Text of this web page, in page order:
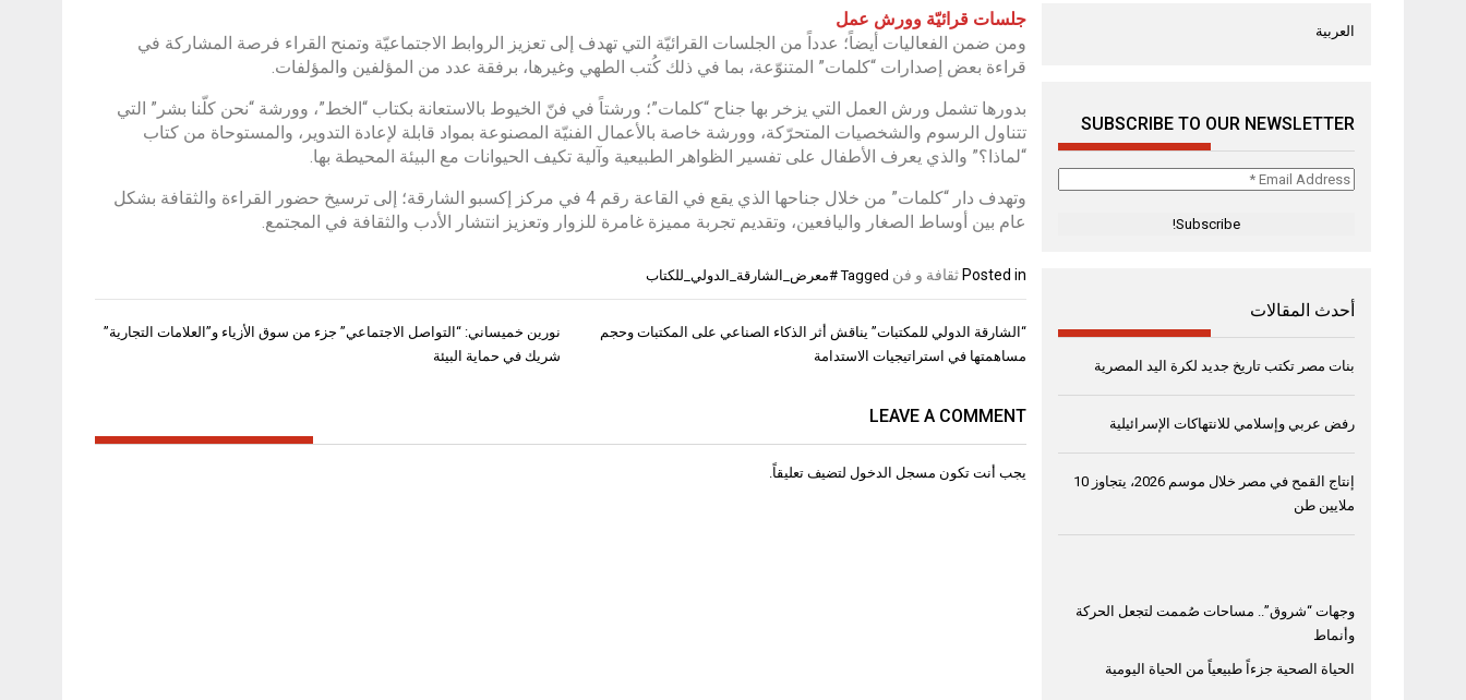
جلسات قرائيّة وورش عمل
ومن ضمن الفعاليات أيضاً؛ عدداً من الجلسات القرائيّة التي تهدف إلى تعزيز الروابط الاجتماعيّة وتمنح القراء فرصة المشاركة في
قراءة بعض إصدارات “كلمات” المتنوّعة، بما في ذلك كُتب الطهي وغيرها، برفقة عدد من المؤلفين والمؤلفات.
بدورها تشمل ورش العمل التي يزخر بها جناح “كلمات”؛ ورشتاً في فنّ الخيوط بالاستعانة بكتاب “الخط”، وورشة “نحن كلّنا بشر” التي
تتناول الرسوم والشخصيات المتحرّكة، وورشة خاصة بالأعمال الفنيّة المصنوعة بمواد قابلة لإعادة التدوير، والمستوحاة من كتاب
“لماذا؟” والذي يعرف الأطفال على تفسير الظواهر الطبيعية وآلية تكيف الحيوانات مع البيئة المحيطة بها.
وتهدف دار “كلمات” من خلال جناحها الذي يقع في القاعة رقم 4 في مركز إكسبو الشارقة؛ إلى ترسيخ حضور القراءة والثقافة بشكل
عام بين أوساط الصغار واليافعين، وتقديم تجربة مميزة غامرة للزوار وتعزيز انتشار الأدب والثقافة في المجتمع.
Posted in ثقافة و فن Tagged #معرض_الشارقة_الدولي_للكتاب
تصفّح
المقالات
نورين خميساني: “التواصل الاجتماعي” جزء من سوق الأزياء و”العلامات التجارية”
شريك في حماية البيئة
“الشارقة الدولي للمكتبات” يناقش أثر الذكاء الصناعي على المكتبات وحجم
مساهمتها في استراتيجيات الاستدامة
LEAVE A COMMENT
يجب أنت تكون مسجل الدخول لتضيف تعليقاً.
العربية
SUBSCRIBE TO OUR NEWSLETTER
Email
أحدث المقالات
بنات مصر تكتب تاريخ جديد لكرة اليد المصرية
رفض عربي وإسلامي للانتهاكات الإسرائيلية
إنتاج القمح في مصر خلال موسم 2026، يتجاوز 10
ملايين طن
وجهات “شروق”.. مساحات صُممت لتجعل الحركة
وأنماط
الحياة الصحية جزءاً طبيعياً من الحياة اليومية